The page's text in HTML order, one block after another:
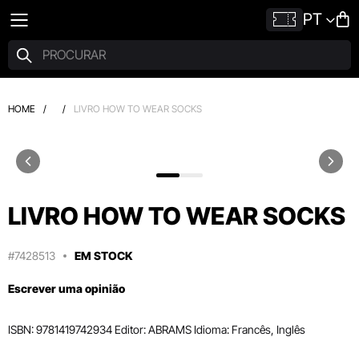
PT
HOME / / LIVRO HOW TO WEAR SOCKS
LIVRO HOW TO WEAR SOCKS
#7428513 EM STOCK
Escrever uma opinião
ISBN: 9781419742934 Editor: ABRAMS Idioma: Francês, Inglês